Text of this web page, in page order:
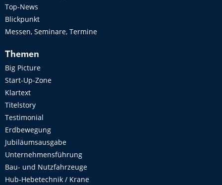
Top-News
Blickpunkt
Messen, Seminare, Termine
Themen
Big Picture
Start-Up-Zone
Klartext
Titelstory
Testimonial
Erdbewegung
Jubiläumsausgabe
Unternehmensführung
Bau- und Nutzfahrzeuge
Hub-Hebetechnik / Krane